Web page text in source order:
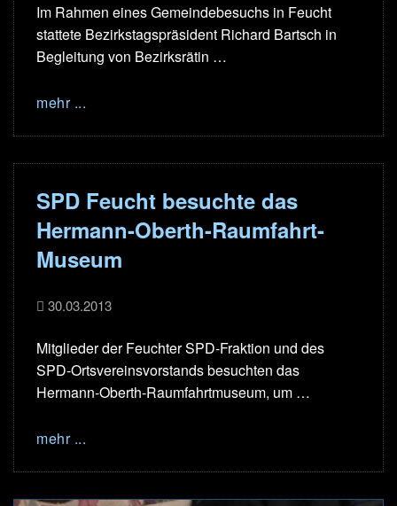
Im Rahmen eines Gemeindebesuchs in Feucht
stattete Bezirkstagspräsident Richard Bartsch in
Begleitung von Bezirksrätin …
mehr ...
SPD Feucht besuchte das
Hermann-Oberth-Raumfahrt-
Museum
30.03.2013
Mitglieder der Feuchter SPD-Fraktion und des
SPD-Ortsvereinsvorstands besuchten das
Hermann-Oberth-Raumfahrtmuseum, um …
mehr ...